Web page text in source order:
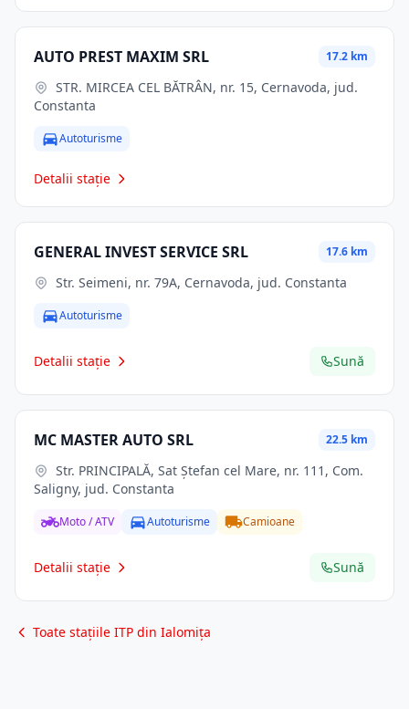
AUTO PREST MAXIM SRL 17.2 km
Constanta
Autoturisme
Detalii stație
GENERAL INVEST SERVICE SRL 17.6 km
Str. Seimeni, nr. 79A, Cernavoda, jud. Constanta
Autoturisme
Detalii stație Sună
MC MASTER AUTO SRL 22.5 km
Saligny, jud. Constanta
Moto / ATV Autoturisme Camioane
Detalii stație Sună
Toate stațiile ITP din Ialomița